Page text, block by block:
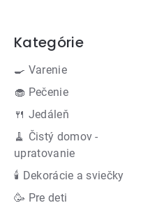
Kategórie
🍳 Varenie
🧁 Pečenie
🍴 Jedáleň
🧹 Čistý domov -
upratovanie
🕯 Dekorácie a sviečky
🥳 Pre deti